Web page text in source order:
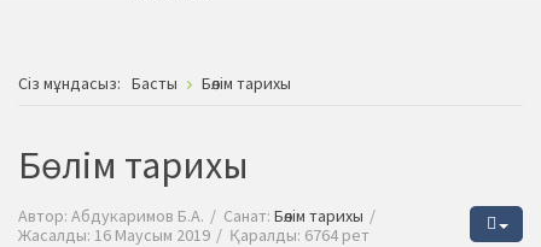
Сiз мұндасыз: Басты Бөлім тарихы
Бөлім тарихы
Автор: Абдукаримов Б.А. Санат: Бөлім тарихы
Жасалды: 16 Маусым 2019
Қаралды: 6764 рет